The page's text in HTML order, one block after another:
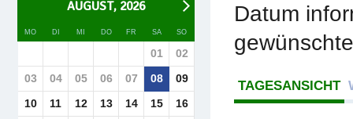
AUGUST, 2026
MO DI MI DO FR SA SO
01
02
03
04 05 06 07 08
09
10
11 12 13 14 15
16
Datum
TAGESANSICHT